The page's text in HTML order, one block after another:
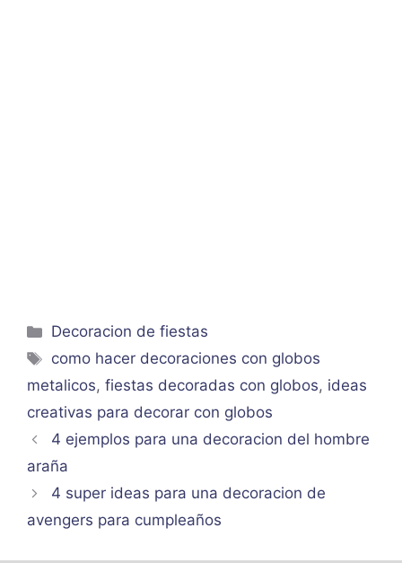
Categorías
Decoracion de fiestas
Etiquetas
como hacer decoraciones con globos
metalicos, fiestas decoradas con globos, ideas
creativas para decorar con globos
4 ejemplos para una decoracion del hombre
araña
4 super ideas para una decoracion de
avengers para cumpleaños